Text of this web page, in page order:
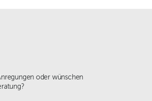
oder wünschen